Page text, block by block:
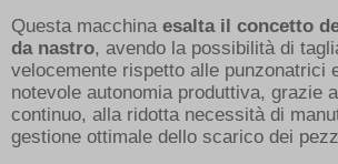
Questa macchina esalta il concetto
da nastro, avendo la possibilità di
velocemente rispetto alle punzonatrici
notevole autonomia produttiva, grazie
continuo, alla ridotta necessità di
gestione ottimale dello scarico dei